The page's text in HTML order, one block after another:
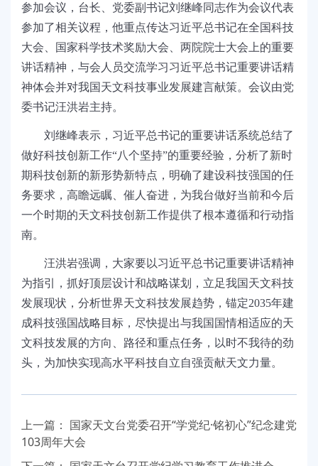
参加会议，台长、党委副书记刘继峰同志作为会议代表
参加了相关议程，他重点传达习近平总书记在全国科技
大会、国家科学技术奖励大会、两院院士大会上的重要
讲话精神，与会人员交流学习习近平总书记重要讲话精
神体会并对我国天文科技事业发展建言献策。会议由党
委书记汪洪岩主持。
刘继峰表示，习近平总书记的重要讲话系统总结了
做好科技创新工作“八个坚持”的重要经验，分析了新时
期科技创新的新形势新特点，明确了建设科技强国的任
务要求，高瞻远瞩、催人奋进，为我台做好当前和今后
一个时期的天文科技创新工作提供了根本遵循和行动指
南。
汪洪岩强调，大家要以习近平总书记重要讲话精神
为指引，抓好顶层设计和战略谋划，立足我国天文科技
发展现状，分析世界天文科技发展趋势，锚定2035年建
成科技强国战略目标，尽快提出与我国国情相适应的天
文科技发展的方向、路径和重点任务，以时不我待的劲
头，为加快实现高水平科技自立自强贡献天文力量。
上一篇： 国家天文台党委召开“学党纪·铭初心”纪念建党
103周年大会